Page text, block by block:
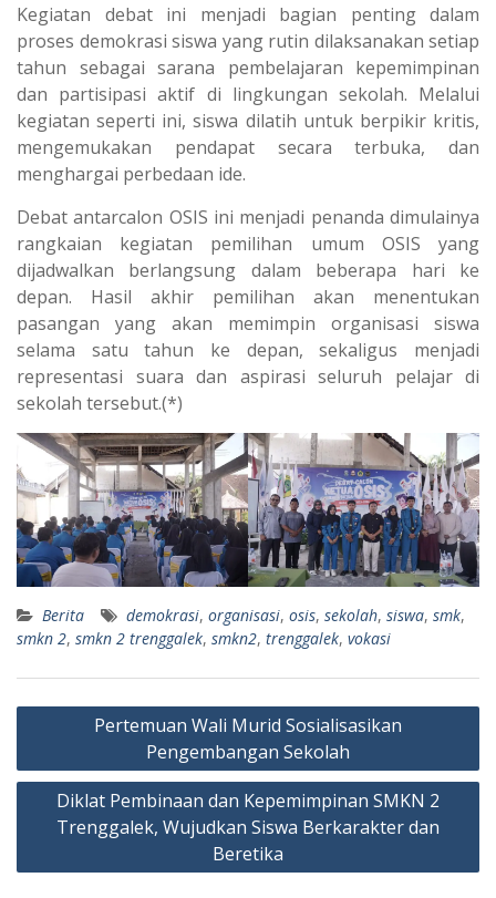
Kegiatan debat ini menjadi bagian penting dalam
proses demokrasi siswa yang rutin dilaksanakan setiap
tahun sebagai sarana pembelajaran kepemimpinan
dan partisipasi aktif di lingkungan sekolah. Melalui
kegiatan seperti ini, siswa dilatih untuk berpikir kritis,
mengemukakan pendapat secara terbuka, dan
menghargai perbedaan ide.
Debat antarcalon OSIS ini menjadi penanda dimulainya
rangkaian kegiatan pemilihan umum OSIS yang
dijadwalkan berlangsung dalam beberapa hari ke
depan. Hasil akhir pemilihan akan menentukan
pasangan yang akan memimpin organisasi siswa
selama satu tahun ke depan, sekaligus menjadi
representasi suara dan aspirasi seluruh pelajar di
sekolah tersebut.(*)
Berita demokrasi, organisasi, osis, sekolah, siswa, smk,
smkn 2, smkn 2 trenggalek, smkn2, trenggalek, vokasi
Post
Pertemuan Wali Murid Sosialisasikan
Pengembangan Sekolah
Diklat Pembinaan dan Kepemimpinan SMKN 2
Trenggalek, Wujudkan Siswa Berkarakter dan
Beretika